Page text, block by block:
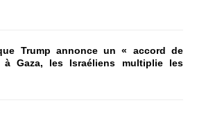
Trump annonce un « accord de
Gaza, les Israéliens multiplie les